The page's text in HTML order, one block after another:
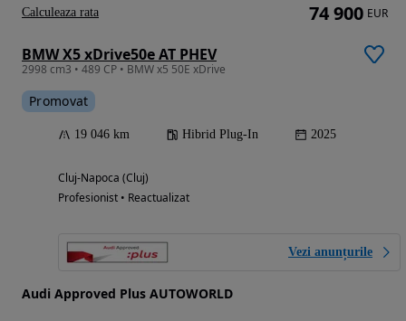
BMW X5 xDrive50e AT PHEV
2998 cm3 • 489 CP • BMW x5 50E xDrive
Promovat
19 046 km Hibrid Plug-In 2025
Cluj-Napoca (Cluj)
Profesionist • Reactualizat
Vezi anunțurile
Audi Approved Plus AUTOWORLD
74 900 EUR
Calculeaza rata